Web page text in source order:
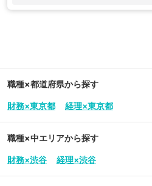
職種×都道府県から探す
財務×東京都 経理×東京都
職種×中エリアから探す
財務×渋谷 経理×渋谷